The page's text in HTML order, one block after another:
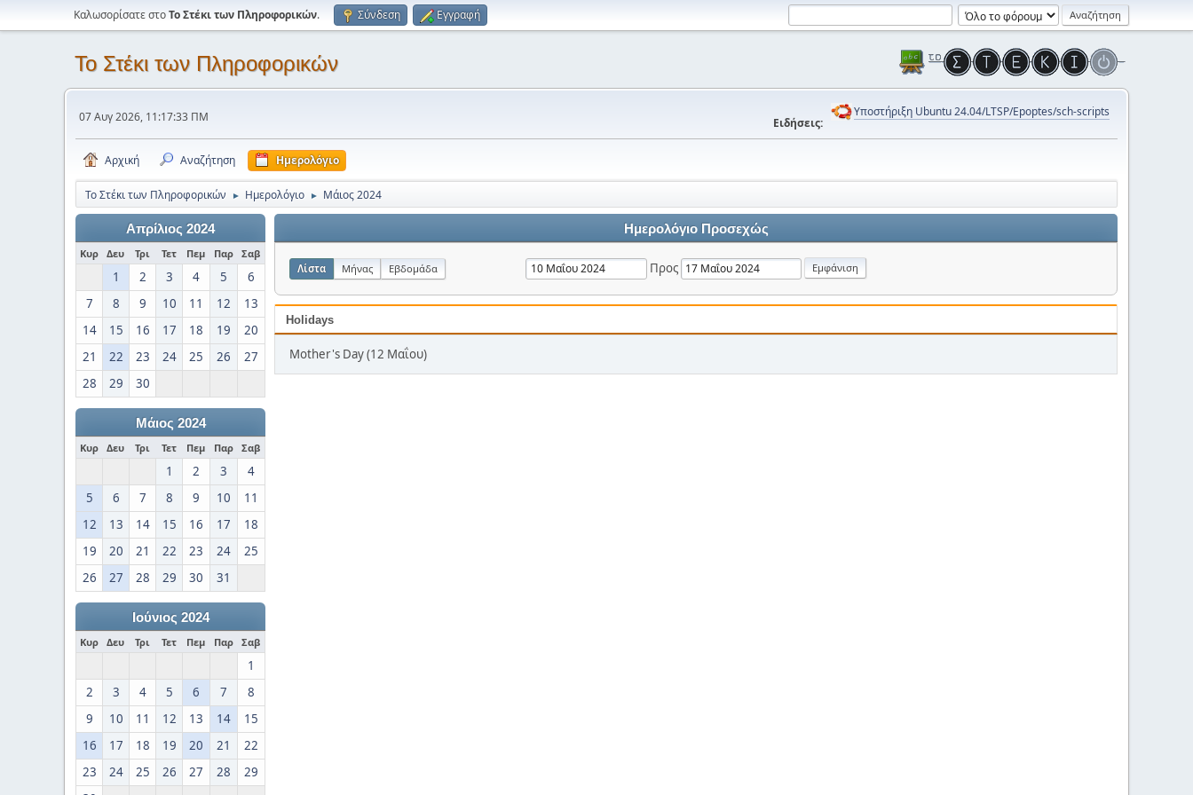
Καλωσορίσατε στοΤο Στέκι των Πληροφορικών. Σύνδεση Εγγραφή
Το Στέκι των Πληροφορικών
07 Αυγ 2026, 11:17:33 ΠΜ Ειδήσεις:
Υποστήριξη Ubuntu 24.04/LTSP/Epoptes/sch-scripts
Αρχική Αναζήτηση Ημερολόγιο
Το Στέκι των Πληροφορικών ► Ημερολόγιο ► Μάιος 2024
Απρίλιος 2024
Κυρ Δευ Τρι Τετ Πεμ Παρ Σαβ
1 2 3 4 5
6
7
8 9 10 11 12
13
14
15 16 17 18 19
20
21
22 23 24 25 26
27
28
29 30
Μάιος 2024
Κυρ Δευ Τρι Τετ Πεμ Παρ Σαβ
1 2 3
4
5
6 7 8 9 10
11
12
13 14 15 16 17
18
19
20 21 22 23 24
25
26
27 28 29 30 31
Ιούνιος 2024
Κυρ Δευ Τρι Τετ Πεμ Παρ Σαβ
1
2
3 4 5 6 7
8
9
10 11 12 13 14
15
16
17 18 19 20 21
22
23
24 25 26 27 28
29
Ημερολόγιο Προσεχώς
Λίστα Μήνας Εβδομάδα Προς
Holidays
Mother's Day (12 Μαΐου)